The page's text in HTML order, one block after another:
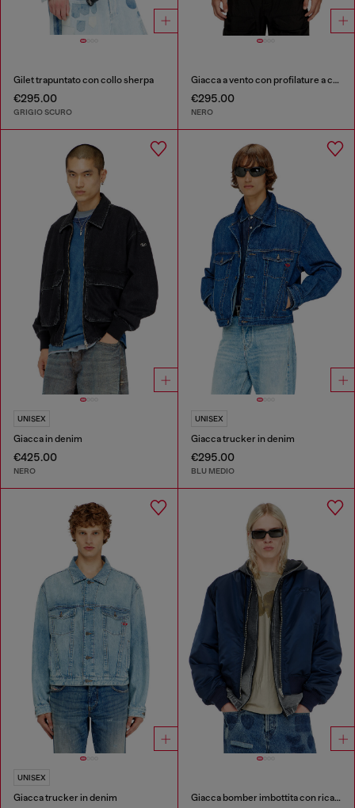
Gilet trapuntato con collo sherpa
€295.00
GRIGIO SCURO
Giacca a vento con profilature a contrasto
€295.00
NERO
UNISEX
Giacca in denim
€425.00
NERO
UNISEX
Giacca trucker in denim
€295.00
BLU MEDIO
UNISEX
Giacca trucker in denim Giacca bomber imbottita con ricamo Oval D